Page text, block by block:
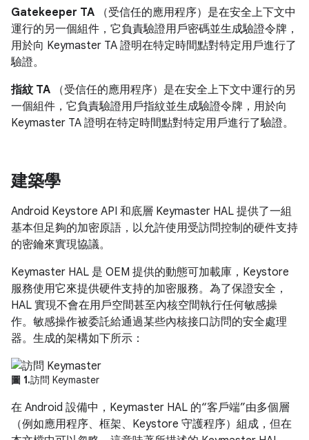
Gatekeeper TA （受信任的應用程序）是在安全上下文中
運行的另一個組件，它負責驗證用戶密碼並生成驗證令牌，
用於向 Keymaster TA 證明在特定時間點對特定用戶進行了
驗證。
指紋 TA （受信任的應用程序）是在安全上下文中運行的另
一個組件，它負責驗證用戶指紋並生成驗證令牌，用於向
Keymaster TA 證明在特定時間點對特定用戶進行了驗證。
建築學
Android Keystore API 和底層 Keymaster HAL 提供了一組
基本但足夠的加密原語，以允許使用受訪問控制的硬件支持
的密鑰來實現協議。
Keymaster HAL 是 OEM 提供的動態可加載庫，Keystore
服務使用它來提供硬件支持的加密服務。為了保證安全，
HAL 實現不會在用戶空間甚至內核空間執行任何敏感操
作。敏感操作被委託給通過某些內核接口訪問的安全處理
器。生成的架構如下所示：
圖 1.訪問 Keymaster
在 Android 設備中，Keymaster HAL 的“客戶端”由多個層
（例如應用程序、框架、Keystore 守護程序）組成，但在